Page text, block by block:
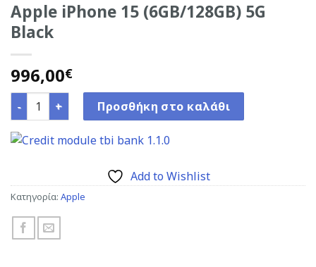
Apple iPhone 15 (6GB/128GB) 5G
Black
996,00€
Apple iPhone 15 (6GB/128GB) 5G Black ποσότητα
Προσθήκη στο καλάθι
Add to Wishlist
Κατηγορία: Apple